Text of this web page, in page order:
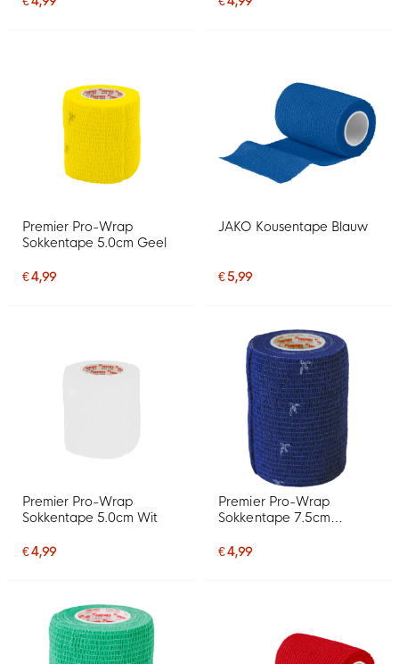
Premier Pro-Wrap
Sokkentape 5.0cm Geel
€ 4,99
JAKO Kousentape Blauw
€ 5,99
Premier Pro-Wrap
Sokkentape 5.0cm Wit
€ 4,99
Premier Pro-Wrap
Sokkentape 7.5cm
€ 4,99